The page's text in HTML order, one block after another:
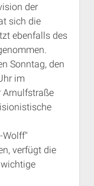
der
sich die
ebenfalls des
Sonntag, den
im
Arnulfstraße
Wolff"
verfügt die